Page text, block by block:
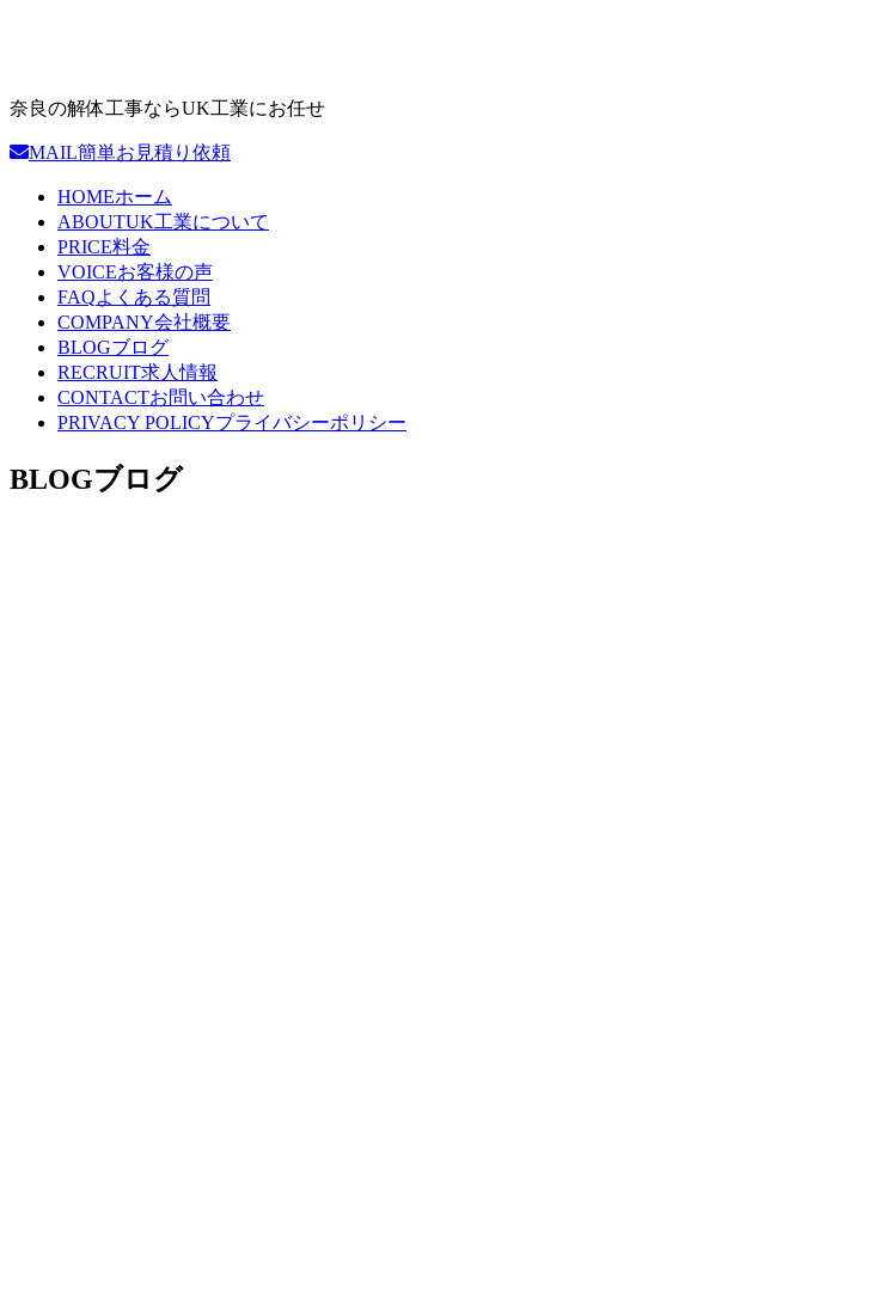
奈良の解体工事ならUK工業にお任せ
MAIL簡単お見積り依頼
HOMEホーム
ABOUTUK工業について
PRICE料金
VOICEお客様の声
FAQよくある質問
COMPANY会社概要
BLOGブログ
RECRUIT求人情報
CONTACTお問い合わせ
PRIVACY POLICYプライバシーポリシー
BLOGブログ